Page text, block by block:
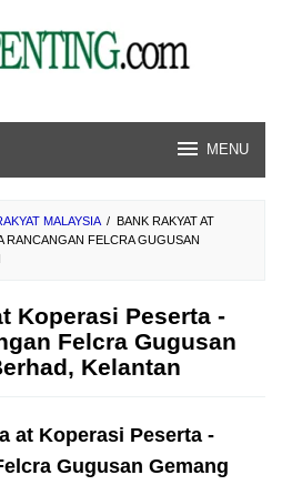
MENU
MALAYSIA / BANK RAKYAT AT
RANCANGAN FELCRA GUGUSAN
Koperasi Peserta -
Felcra Gugusan
Kelantan
at Koperasi Peserta -
Gugusan Gemang